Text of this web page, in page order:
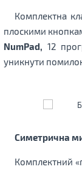
Комплектна
плоскими
NumPad, 12
уникнути
Симетрична
Комплектний